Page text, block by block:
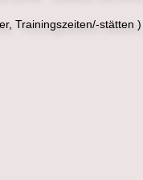
Trainingszeiten/-stätten